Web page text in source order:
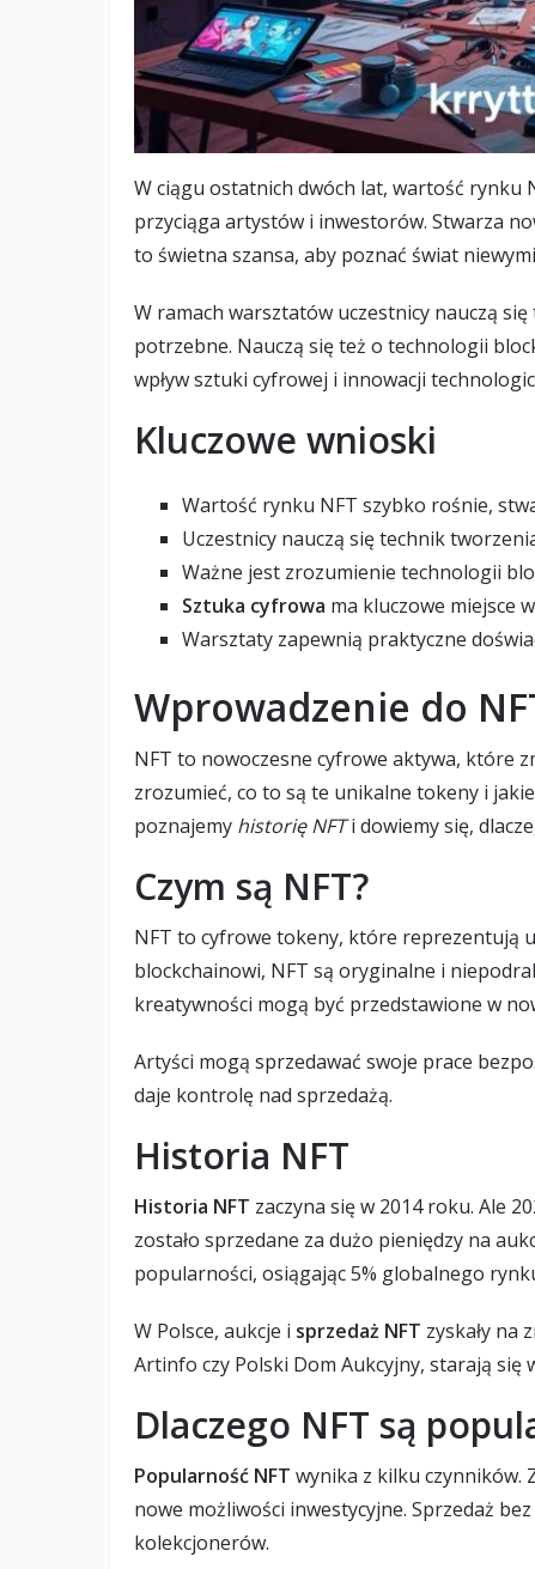
W ciągu ostatnich dwóch lat, wartość rynku
przyciąga artystów i inwestorów. Stwarza
to świetna szansa, aby poznać świat
W ramach warsztatów uczestnicy nauczą
potrzebne. Nauczą się też o technologii
wpływ sztuki cyfrowej i innowacji
Kluczowe wnioski
Wartość rynku NFT szybko rośnie,
Uczestnicy nauczą się technik
Ważne jest zrozumienie technologii
Sztuka cyfrowa ma kluczowe miejsce
Warsztaty zapewnią praktyczne
Wprowadzenie do
NFT to nowoczesne cyfrowe aktywa, które
zrozumieć, co to są te unikalne tokeny i
poznajemy historię NFTi dowiemy się,
Czym są NFT?
NFT to cyfrowe tokeny, które reprezentują
blockchainowi, NFT są oryginalne i
kreatywności mogą być przedstawione w
Artyści mogą sprzedawać swoje prace
daje kontrolę nad sprzedażą.
Historia NFT
Historia NFT zaczyna się w 2014 roku. Ale
zostało sprzedane za dużo pieniędzy na
popularności, osiągając 5% globalnego
W Polsce, aukcje i sprzedaż NFT zyskały na
Artinfo czy Polski Dom Aukcyjny, starają
Dlaczego NFT są
Popularność NFT wynika z kilku czynników.
nowe możliwości inwestycyjne. Sprzedaż
kolekcjonerów.